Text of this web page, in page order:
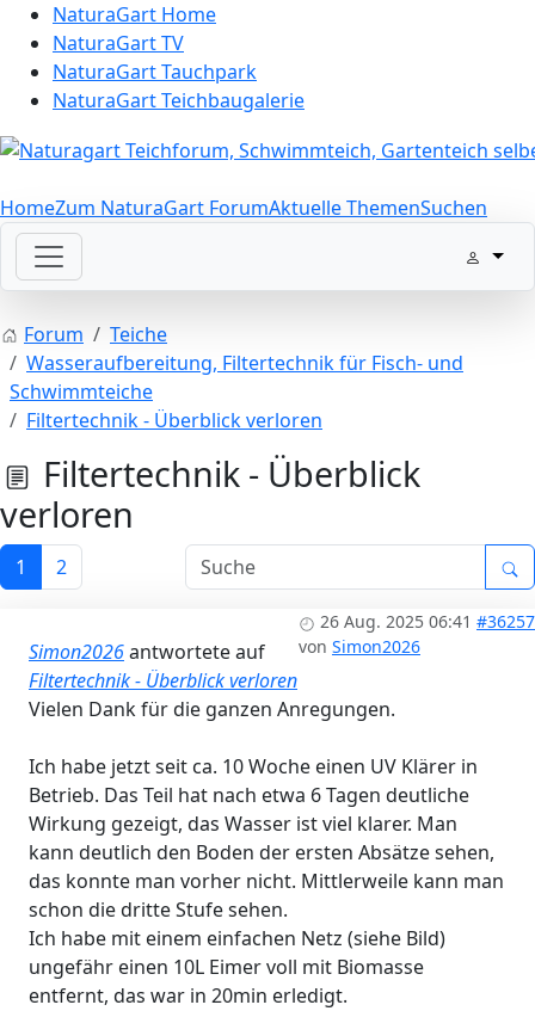
NaturaGart Home
NaturaGart TV
NaturaGart Tauchpark
NaturaGart Teichbaugalerie
HomeZum NaturaGart ForumAktuelle ThemenSuchen
Forum
Teiche
Wasseraufbereitung, Filtertechnik für Fisch- und
Schwimmteiche
Filtertechnik - Überblick verloren
Filtertechnik - Überblick
verloren
1 2
26 Aug. 2025 06:41 #36257
von Simon2026
Simon2026antwortete auf
Filtertechnik - Überblick verloren
Vielen Dank für die ganzen Anregungen.
Ich habe jetzt seit ca. 10 Woche einen UV Klärer in
Betrieb. Das Teil hat nach etwa 6 Tagen deutliche
Wirkung gezeigt, das Wasser ist viel klarer. Man
kann deutlich den Boden der ersten Absätze sehen,
das konnte man vorher nicht. Mittlerweile kann man
schon die dritte Stufe sehen.
Ich habe mit einem einfachen Netz (siehe Bild)
ungefähr einen 10L Eimer voll mit Biomasse
entfernt, das war in 20min erledigt.